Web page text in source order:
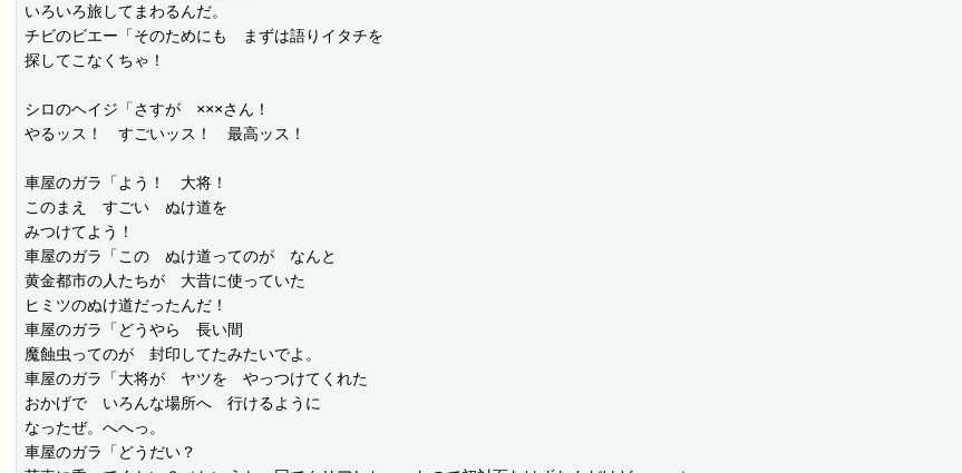
いろいろ旅してまわるんだ。
チビのビエー「そのためにも　まずは語りイタチを
探してこなくちゃ！
シロのヘイジ「さすが　×××さん！
やるッス！　すごいッス！　最高ッス！
車屋のガラ「よう！　大将！
このまえ　すごい　ぬけ道を
みつけてよう！
車屋のガラ「この　ぬけ道ってのが　なんと
黄金都市の人たちが　大昔に使っていた
ヒミツのぬけ道だったんだ！
車屋のガラ「どうやら　長い間
魔蝕虫ってのが　封印してたみたいでよ。
車屋のガラ「大将が　ヤツを　やっつけてくれた
おかげで　いろんな場所へ　行けるように
なったぜ。へへっ。
車屋のガラ「どうだい？